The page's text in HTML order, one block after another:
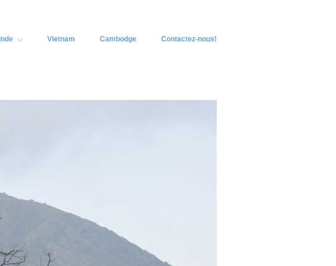
Inde Vietnam Cambodge Contactez-nous!